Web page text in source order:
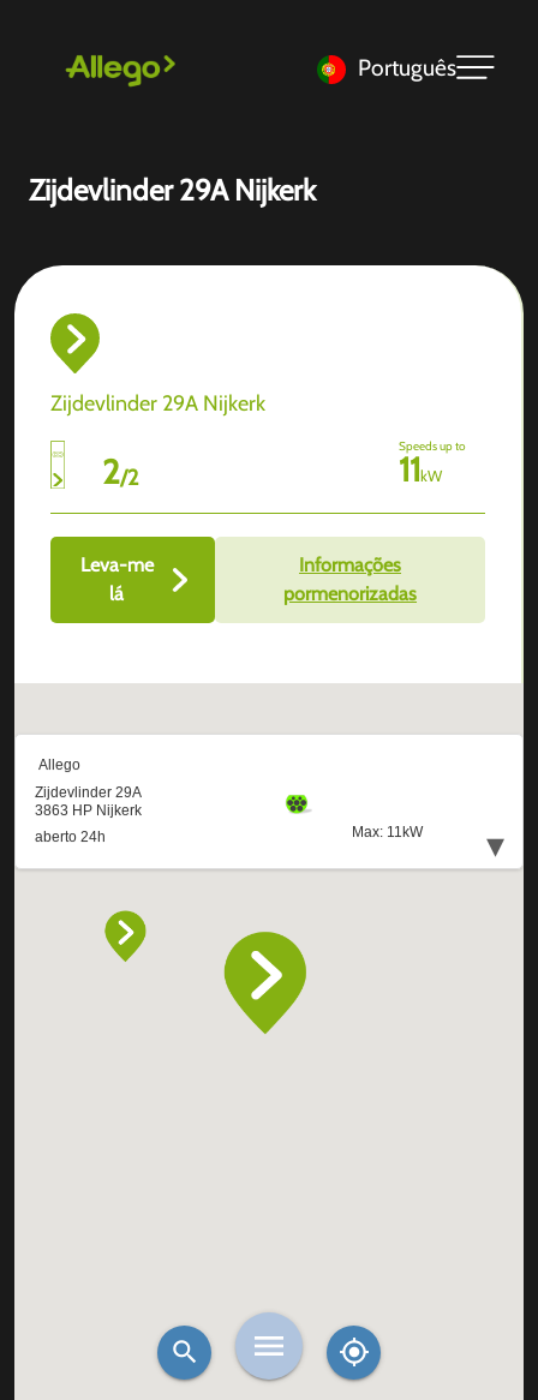
Português
Zijdevlinder 29A Nijkerk
Zijdevlinder 29A Nijkerk
2/2
Speeds up to
11kW
Leva-me
lá
Informações
pormenorizadas